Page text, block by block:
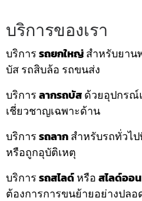
บริการของเรา
บริการรถยกใหญ่สำหรับยาน
บัส รถสิบล้อ รถขนส่ง
บริการลากรถบัสด้วยอุปกรณ์
เชี่ยวชาญเฉพาะด้าน
บริการรถลากสำหรับรถทั่วไ
หรือถูกอุบัติเหตุ
บริการรถสไลด์หรือสไลด์ออน
ต้องการการขนย้ายอย่างปล